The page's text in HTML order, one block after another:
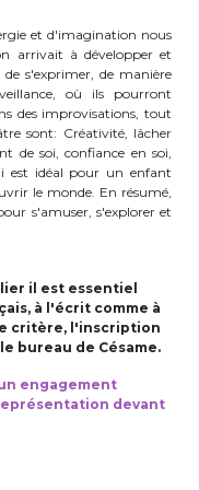
et d'imagination nous
arrivait à développer et
s'exprimer, de manière
où ils pourront
des improvisations, tout
sont: Créativité, lâcher
de soi, confiance en soi,
est idéal pour un enfant
le monde. En résumé,
s'amuser, s'explorer et
il est essentiel
à l'écrit comme à
critère, l'inscription
bureau de Césame.
engagement
devant